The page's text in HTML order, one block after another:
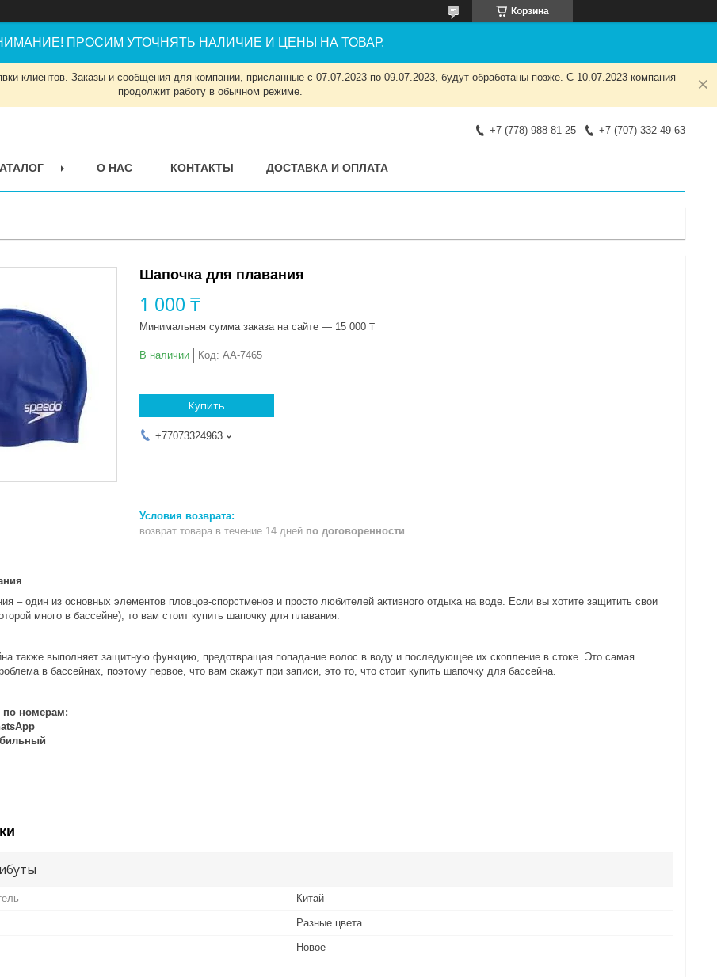
Корзина
ПРОСИМ УТОЧНЯТЬ НАЛИЧИЕ И ЦЕНЫ НА ТОВАР.
клиентов. Заказы и сообщения для компании, присланные с 07.07.2023 по 09.07.2023, будут обработаны позже. С 10.07.2023 компания
продолжит работу в обычном режиме.
+7 (778) 988-81-25 +7 (707) 332-49-63
О НАС КОНТАКТЫ ДОСТАВКА И ОПЛАТА
Шапочка для плавания
1 000 ₸
Минимальная сумма заказа на сайте — 15 000 ₸
В наличии Код: AA-7465
Купить
+77073324963
возврат товара в течение 14 дней по договоренности
– один из основных элементов пловцов-спорстменов и просто любителей активного отдыха на воде. Если вы хотите защитить свои
много в бассейне), то вам стоит купить шапочку для плавания.
также выполняет защитную функцию, предотвращая попадание волос в воду и последующее их скопление в стоке. Это самая
в бассейнах, поэтому первое, что вам скажут при записи, это то, что стоит купить шапочку для бассейна.
по номерам:
Китай
Разные цвета
Новое